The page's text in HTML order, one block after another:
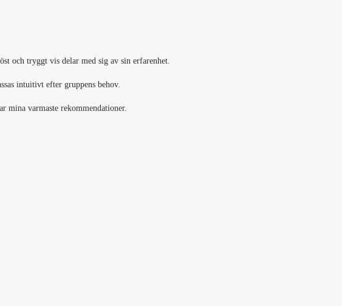
och tryggt vis delar med sig av sin erfarenhet.
intuitivt efter gruppens behov.
mina varmaste rekommendationer.